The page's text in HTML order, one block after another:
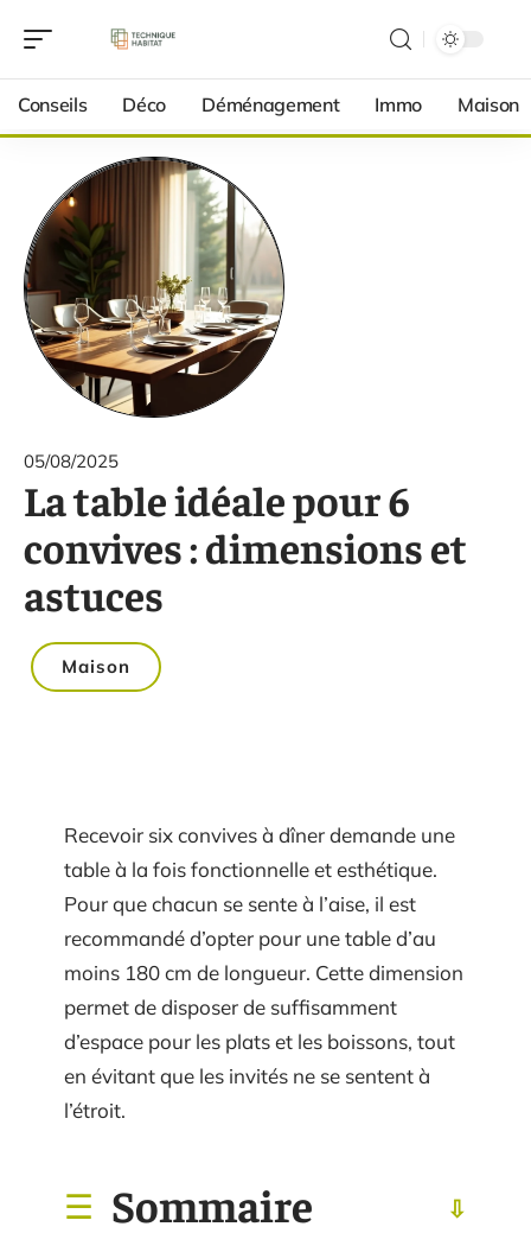
Conseils Déco Déménagement Immo Maison
05/08/2025
La table idéale pour 6
convives : dimensions et
astuces
Maison
Recevoir six convives à dîner demande une
table à la fois fonctionnelle et esthétique.
Pour que chacun se sente à l’aise, il est
recommandé d’opter pour une table d’au
moins 180 cm de longueur. Cette dimension
permet de disposer de suffisamment
d’espace pour les plats et les boissons, tout
en évitant que les invités ne se sentent à
l’étroit.
Sommaire